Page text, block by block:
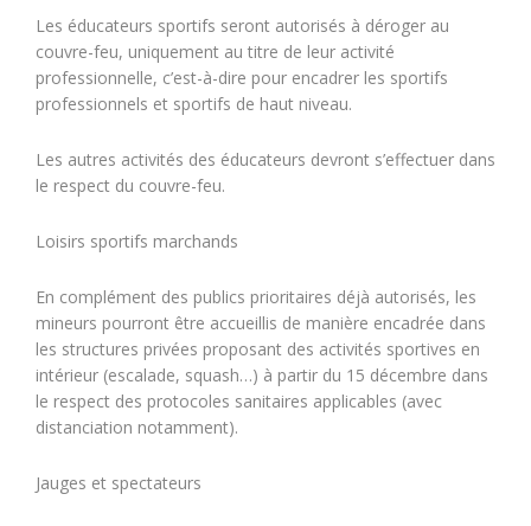
Les éducateurs sportifs seront autorisés à déroger au
couvre-feu, uniquement au titre de leur activité
professionnelle, c’est-à-dire pour encadrer les sportifs
professionnels et sportifs de haut niveau.
Les autres activités des éducateurs devront s’effectuer dans
le respect du couvre-feu.
Loisirs sportifs marchands
En complément des publics prioritaires déjà autorisés, les
mineurs pourront être accueillis de manière encadrée dans
les structures privées proposant des activités sportives en
intérieur (escalade, squash…) à partir du 15 décembre dans
le respect des protocoles sanitaires applicables (avec
distanciation notamment).
Jauges et spectateurs